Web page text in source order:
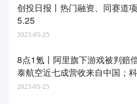
创投日报丨热门融资、同赛道
5.25
2023-05-25
8点1氪丨​阿里旗下游戏被判赔
泰航空近七成营收来自中国；
大风险至股价大幅下跌
2023-05-25